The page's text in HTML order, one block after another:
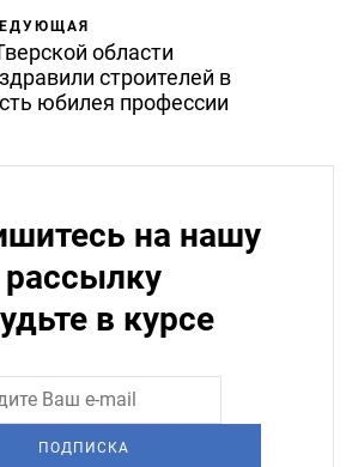
области
строителей в
юбилея профессии
на нашу
рассылку
в курсе
ПОДПИСКА